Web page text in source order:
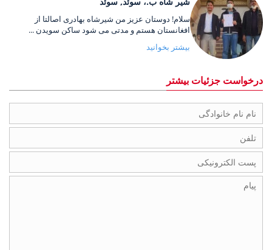
سلام! دوستان عزیز من شیرشاه بهادری اصالتا از
افغانستان هستم و مدتی می شود ساکن سویدن ...
بیشتر بخوانید
درخواست جزئیات بیشتر